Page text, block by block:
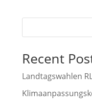
Recent
Landtagswahlen